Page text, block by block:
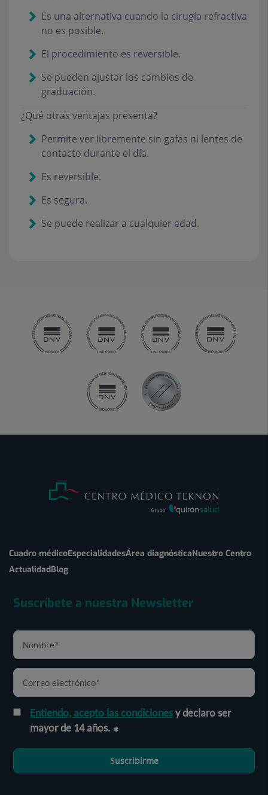
Es una alternativa cuando la cirugía refractiva
no es posible.
El procedimiento es reversible.
Se pueden ajustar los cambios de
graduación.
¿Qué otras ventajas presenta?
Permite ver libremente sin gafas ni lentes de
contacto durante el día.
Es reversible.
Es segura.
Se puede realizar a cualquier edad.
Cuadro médicoEspecialidadesÁrea diagnósticaNuestro Centro
ActualidadBlog
Suscríbete a nuestra Newsletter
Entiendo, acepto las condicionesy declaro ser
mayor de 14 años.
Suscribirme